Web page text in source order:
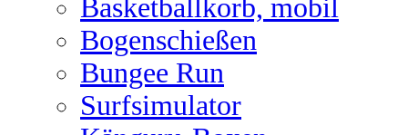
Basketballkorb, mobil
Bogenschießen
Bungee Run
Surfsimulator